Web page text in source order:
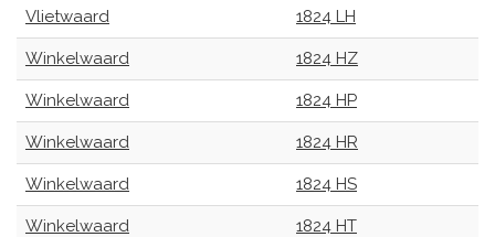
Vlietwaard 1824 LH
Winkelwaard 1824 HZ
Winkelwaard 1824 HP
Winkelwaard 1824 HR
Winkelwaard 1824 HS
Winkelwaard 1824 HT